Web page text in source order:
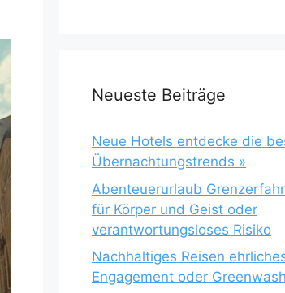
Neueste Beiträge
Neue Hotels entdecke die
Übernachtungstrends »
Abenteuerurlaub
für Körper und Geist oder
verantwortungsloses Risiko
Nachhaltiges Reisen
Engagement oder